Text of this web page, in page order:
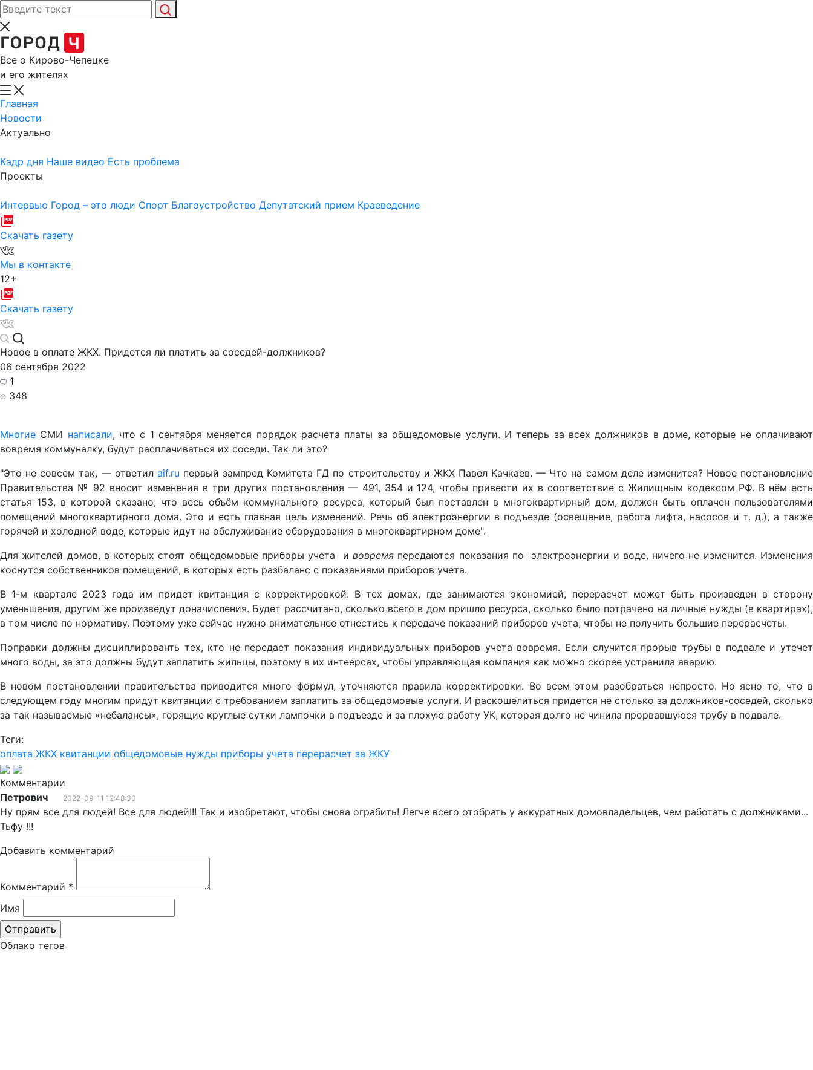
Все о Кирово-Чепецке
и его жителях
Главная
Новости
Актуально
Кадр дня Наше видео Есть проблема
Проекты
Интервью Город – это люди Спорт Благоустройство Депутатский прием Краеведение
Скачать газету
Мы в контакте
12+
Скачать газету
Новое в оплате ЖКХ. Придется ли платить за соседей-должников?
06 сентября 2022
1
348
Многие СМИ написали, что с 1 сентября меняется порядок расчета платы за общедомовые услуги. И теперь за всех должников в доме, которые не оплачивают
вовремя коммуналку, будут расплачиваться их соседи. Так ли это?
"Это не совсем так, — ответил aif.ru первый зампред Комитета ГД по строительству и ЖКХ Павел Качкаев. — Что на самом деле изменится? Новое постановление
Правительства № 92 вносит изменения в три других постановления — 491, 354 и 124, чтобы привести их в соответствие с Жилищным кодексом РФ. В нём есть
статья 153, в которой сказано, что весь объём коммунального ресурса, который был поставлен в многоквартирный дом, должен быть оплачен пользователями
помещений многоквартирного дома. Это и есть главная цель изменений. Речь об электроэнергии в подъезде (освещение, работа лифта, насосов и т. д.), а также
горячей и холодной воде, которые идут на обслуживание оборудования в многоквартирном доме".
Для жителей домов, в которых стоят общедомовые приборы учета и вовремя передаются показания по электроэнергии и воде, ничего не изменится. Изменения
коснутся собственников помещений, в которых есть разбаланс с показаниями приборов учета.
В 1-м квартале 2023 года им придет квитанция с корректировкой. В тех домах, где занимаются экономией, перерасчет может быть произведен в сторону
уменьшения, другим же произведут доначисления. Будет рассчитано, сколько всего в дом пришло ресурса, сколько было потрачено на личные нужды (в квартирах),
в том числе по нормативу. Поэтому уже сейчас нужно внимательнее отнестись к передаче показаний приборов учета, чтобы не получить большие перерасчеты.
Поправки должны дисциплированть тех, кто не передает показания индивидуальных приборов учета вовремя. Если случится прорыв трубы в подвале и утечет
много воды, за это должны будут заплатить жильцы, поэтому в их интеерсах, чтобы управляющая компания как можно скорее устранила аварию.
В новом постановлении правительства приводится много формул, уточняются правила корректировки. Во всем этом разобраться непросто. Но ясно то, что в
следующем году многим придут квитанции с требованием заплатить за общедомовые услуги. И раскошелиться придется не столько за должников-соседей, сколько
за так называемые «небалансы», горящие круглые сутки лампочки в подъезде и за плохую работу УК, которая долго не чинила прорвавшуюся трубу в подвале.
Теги:
оплата ЖКХ квитанции общедомовые нужды приборы учета перерасчет за ЖКУ
Комментарии
Петрович
2022-09-11 12:48:30
Ну прям все для людей! Все для людей!!! Так и изобретают, чтобы снова ограбить! Легче всего отобрать у аккуратных домовладельцев, чем работать с должниками...
Тьфу !!!
Добавить комментарий
Комментарий *
Имя
Облако тегов